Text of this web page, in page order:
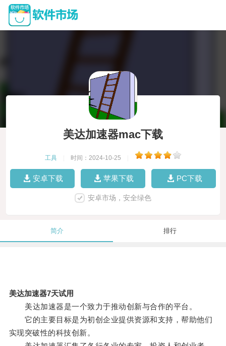
美达加速器mac下载
工具 时间：2024-10-25
安卓下载 苹果下载 PC下载
安卓市场，安全绿色
简介 排行
美达加速器7天试用
美达加速器是一个致力于推动创新与合作的平台。
它的主要目标是为初创企业提供资源和支持，帮助他们
实现突破性的科技创新。